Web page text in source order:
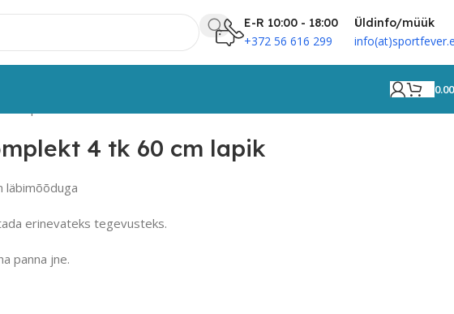
E-R 10:00 - 18:00
+372 56 616 299
Üldinfo/müük
4 tk 60 cm lapik
läbimõõduga
erinevateks tegevusteks.
panna jne.